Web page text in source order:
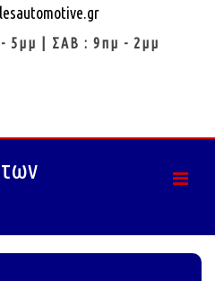
5μμ | ΣΑΒ : 9πμ - 2μμ